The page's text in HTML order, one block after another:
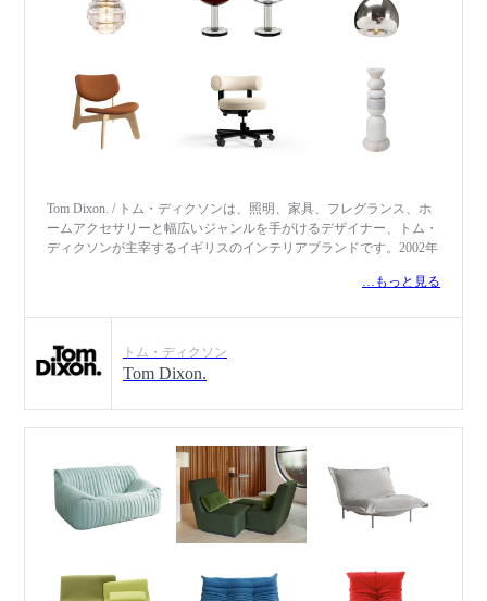
ロ・リッソーニ、吉岡徳仁など、国際的な一流デザイナーとコラボ
レートし、世界中に最新トレンドを発信しています。
Tom Dixon. / トム・ディクソンは、照明、家具、フレグランス、ホ
ームアクセサリーと幅広いジャンルを手がけるデザイナー、トム・
ディクソンが主宰するイギリスのインテリアブランドです。2002年
や、一点物のアート作品に近い斬新なプロダクトを数々発表。素材
るものであり、その表現方法は一見英国的な側面を持ちながらも、
奇抜でユニークな部分を兼ね備えています。代表作の一つである
「Sチェア」は、MoMA（ニューヨーク近代美術館）のパーマネン
…もっと見る
トム・ディクソン
Tom Dixon.